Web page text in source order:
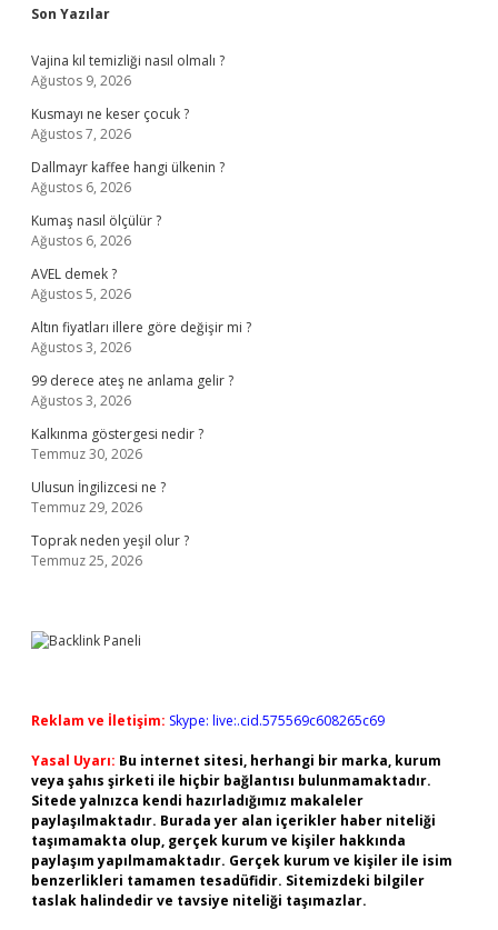
Sidebar
Son Yazılar
Vajina kıl temizliği nasıl olmalı ?
Ağustos 9, 2026
Kusmayı ne keser çocuk ?
Ağustos 7, 2026
Dallmayr kaffee hangi ülkenin ?
Ağustos 6, 2026
Kumaş nasıl ölçülür ?
Ağustos 6, 2026
AVEL demek ?
Ağustos 5, 2026
Altın fiyatları illere göre değişir mi ?
Ağustos 3, 2026
99 derece ateş ne anlama gelir ?
Ağustos 3, 2026
Kalkınma göstergesi nedir ?
Temmuz 30, 2026
Ulusun İngilizcesi ne ?
Temmuz 29, 2026
Toprak neden yeşil olur ?
Temmuz 25, 2026
Reklam ve İletişim: Skype: live:.cid.575569c608265c69
Yasal Uyarı: Bu internet sitesi, herhangi bir marka, kurum
veya şahıs şirketi ile hiçbir bağlantısı bulunmamaktadır.
Sitede yalnızca kendi hazırladığımız makaleler
paylaşılmaktadır. Burada yer alan içerikler haber niteliği
taşımamakta olup, gerçek kurum ve kişiler hakkında
paylaşım yapılmamaktadır. Gerçek kurum ve kişiler ile isim
benzerlikleri tamamen tesadüfidir. Sitemizdeki bilgiler
taslak halindedir ve tavsiye niteliği taşımazlar.